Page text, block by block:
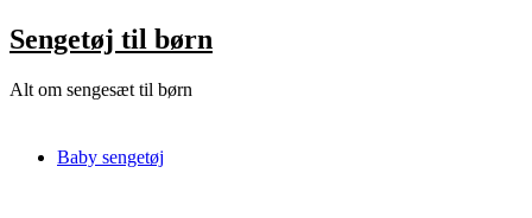
Skip
to
Sengetøj til børn
Alt om sengesæt til børn
Baby sengetøj